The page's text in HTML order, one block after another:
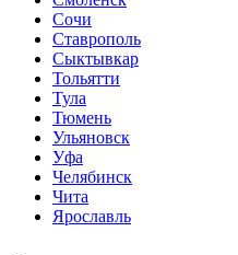
Сочи
Ставрополь
Сыктывкар
Тольятти
Тула
Тюмень
Ульяновск
Уфа
Челябинск
Чита
Ярославль